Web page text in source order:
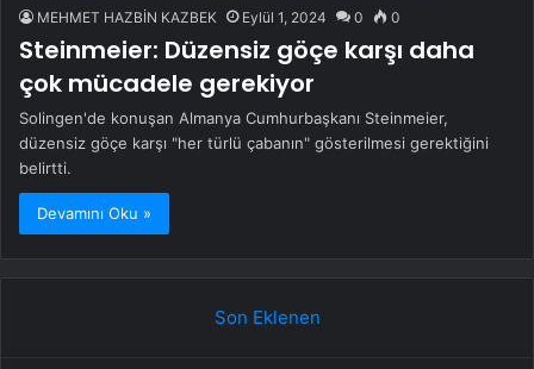
MEHMET HAZBİN KAZBEK Eylül 1, 2024 0 0
Steinmeier: Düzensiz göçe karşı daha
çok mücadele gerekiyor
Solingen'de konuşan Almanya Cumhurbaşkanı Steinmeier,
düzensiz göçe karşı "her türlü çabanın" gösterilmesi gerektiğini
belirtti.
Devamını Oku »
Son Eklenen